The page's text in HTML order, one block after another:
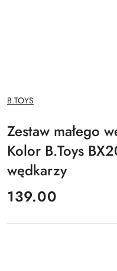
NAZWA
PRODUCENTA:
B.TOYS
Zestaw małego
Kolor B.Toys
wędkarzy
cena:
139.00